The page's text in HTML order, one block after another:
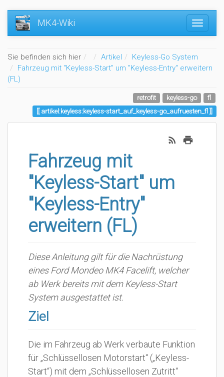
MK4-Wiki
Sie befinden sich hier Home
Artikel
Keyless-Go System
Fahrzeug mit "Keyless-Start" um "Keyless-Entry" erweitern
(FL)
retrofit keyless-go
fl
artikel:keyless:keyless-start_auf_keyless-go_aufruesten_fl
Fahrzeug mit
"Keyless-Start" um
"Keyless-Entry"
erweitern (FL)
Diese Anleitung gilt für die Nachrüstung
eines Ford Mondeo MK4 Facelift, welcher
ab Werk bereits mit dem Keyless-Start
System ausgestattet ist.
Ziel
Die im Fahrzeug ab Werk verbaute Funktion
für „Schlüssellosen Motorstart“ („Keyless-
Start“) mit dem „Schlüssellosen Zutritt“